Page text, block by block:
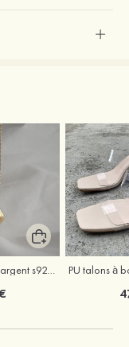
Beau charmant argent s925 colliers